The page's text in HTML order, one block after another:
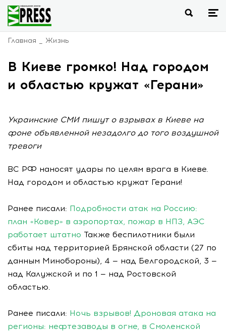
Главная Жизнь
В Киеве громко! Над городом
и областью кружат «Герани»
Украинские СМИ пишут о взрывах в Киеве на
фоне объявленной незадолго до того воздушной
тревоги
ВС РФ наносят удары по целям врага в Киеве.
Над городом и областью кружат Герани!
Ранее писали: Подробности атак на Россию:
план «Ковер» в аэропортах, пожар в НПЗ, АЭС
работает штатно Также беспилотники были
сбиты над территорией Брянской области (27 по
данным Минобороны), 4 — над Белгородской, 3 —
над Калужской и по 1 — над Ростовской
областью.
Ранее писали: Ночь взрывов! Дроновая атака на
регионы: нефтезаводы в огне, в Смоленской